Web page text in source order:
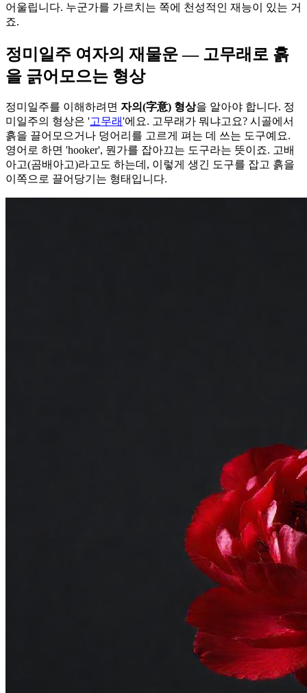
어울립니다. 누군가를 가르치는 쪽에 천성적인 재능이 있는 거
죠.
정미일주 여자의 재물운 — 고무래로 흙
을 긁어모으는 형상
정미일주를 이해하려면 자의(字意) 형상을 알아야 합니다. 정
미일주의 형상은 '고무래'에요. 고무래가 뭐냐고요? 시골에서
흙을 끌어모으거나 덩어리를 고르게 펴는 데 쓰는 도구예요.
영어로 하면 'hooker', 뭔가를 잡아끄는 도구라는 뜻이죠. 고배
아고(곰배아고)라고도 하는데, 이렇게 생긴 도구를 잡고 흙을
이쪽으로 끌어당기는 형태입니다.